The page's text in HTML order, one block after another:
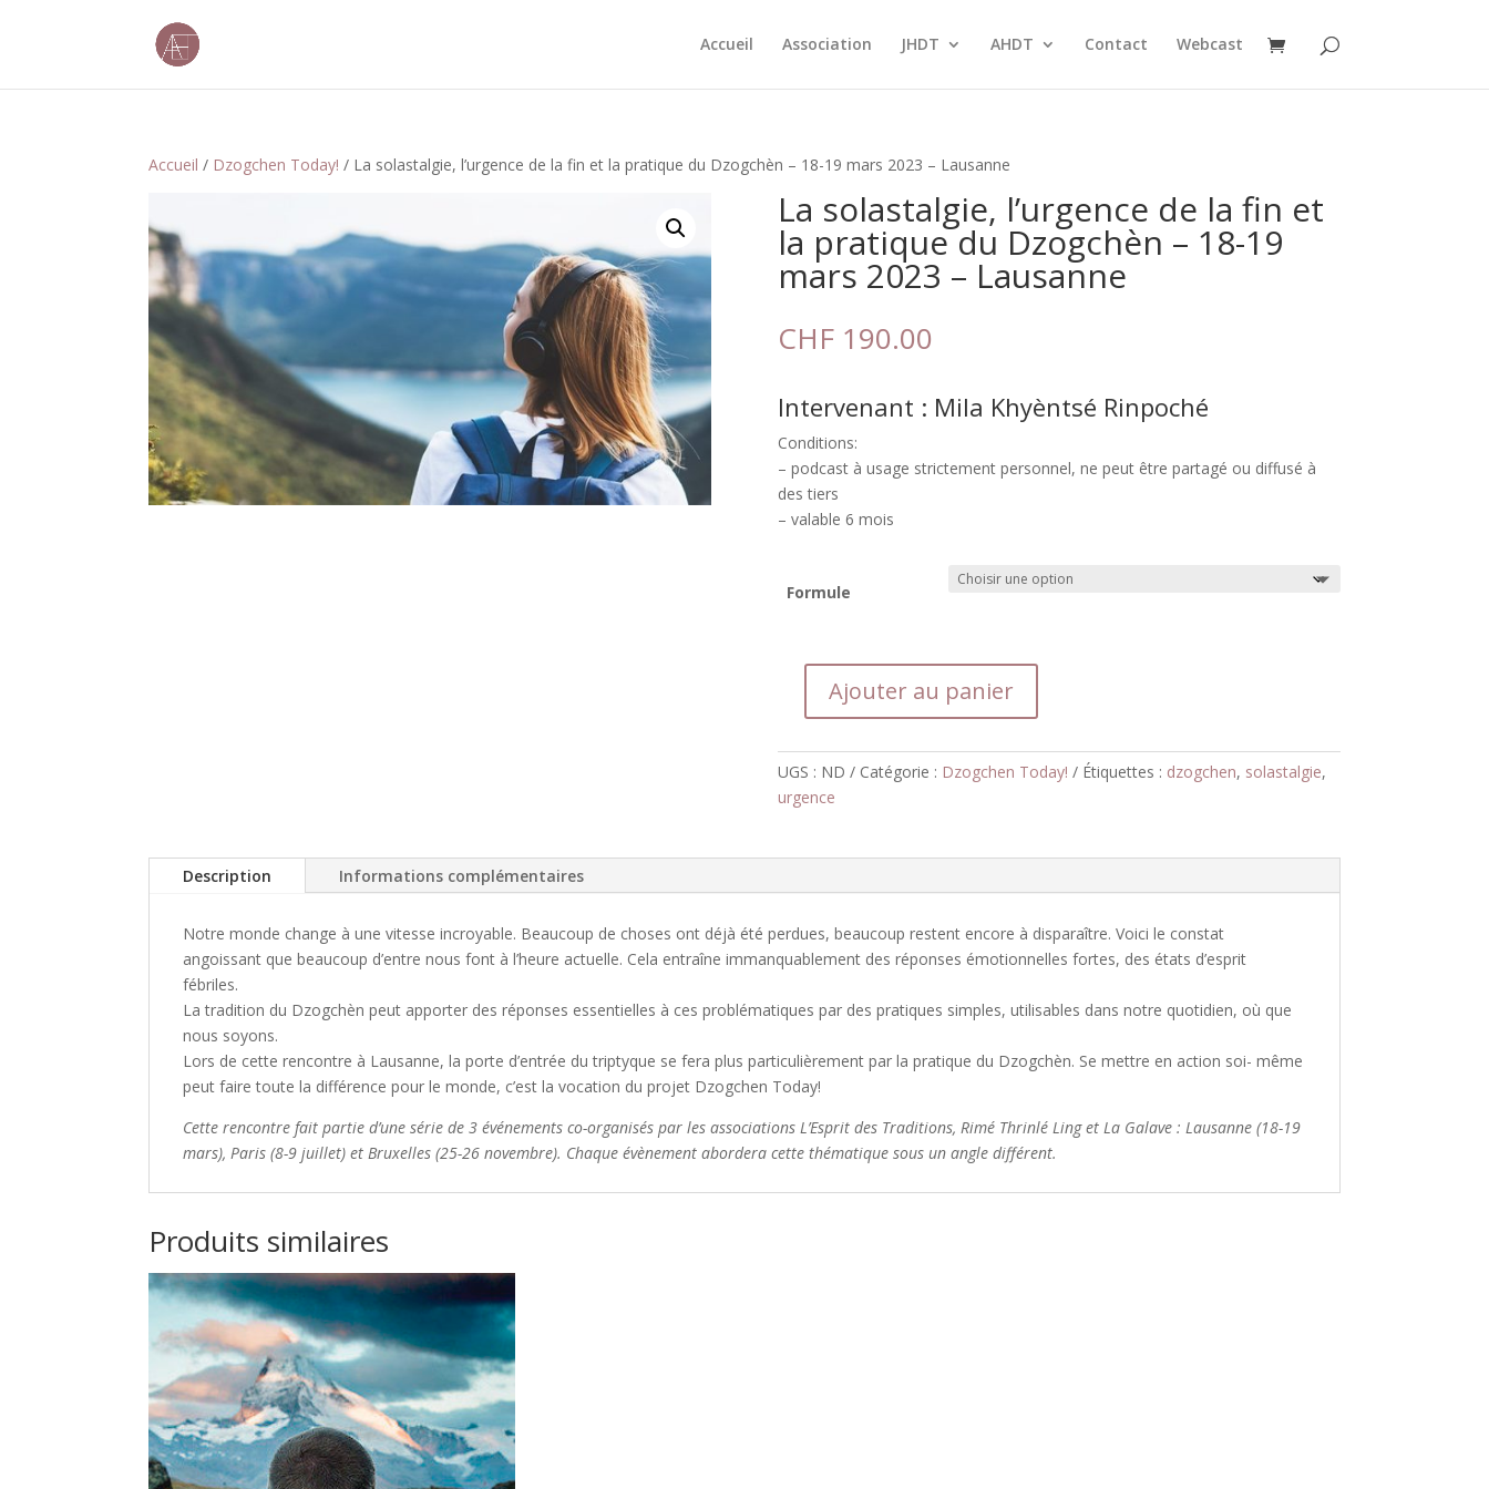
Accueil Association JHDT AHDT Contact Webcast
Accueil / Dzogchen Today! / La solastalgie, l’urgence de la fin et la pratique du Dzogchèn – 18-19 mars 2023 – Lausanne
La solastalgie, l’urgence de la fin et
la pratique du Dzogchèn – 18-19
mars 2023 – Lausanne
CHF190.00
Intervenant : Mila Khyèntsé Rinpoché
Conditions:
– podcast à usage strictement personnel, ne peut être partagé ou diffusé à
des tiers
– valable 6 mois
Formule
quantité
La
solastalgie,
l'urgence
la
la
pratique
Dzogchèn
18-
19
2023
-
Ajouter au panier
UGS : ND Catégorie : Dzogchen Today! Étiquettes : dzogchen, solastalgie,
urgence
Description Informations complémentaires
Notre monde change à une vitesse incroyable. Beaucoup de choses ont déjà été perdues,beaucoup restent encore à disparaître. Voici le constat
angoissant que beaucoup d’entre nous font à l’heure actuelle. Cela entraîne immanquablement des réponses émotionnellesfortes, des états d’esprit
fébriles.
La tradition du Dzogchèn peut apporter des réponses essentielles à ces problématiques par des pratiques simples, utilisables dans notre quotidien, où que
nous soyons.
Lors de cette rencontre à Lausanne, la porte d’entrée du triptyque se fera plusparticulièrement par la pratique du Dzogchèn. Se mettre en action soi- même
peut faire toute la différence pour le monde, c’est la vocation du projet Dzogchen Today!
Cette rencontre fait partie d’une série de 3 événements co-organisés par les associations L’Esprit des Traditions,Rimé Thrinlé Ling et La Galave : Lausanne (18-19
mars), Paris (8-9 juillet) et Bruxelles (25-26 novembre). Chaque évènement abordera cette thématique sous un angle différent.
Produits similaires